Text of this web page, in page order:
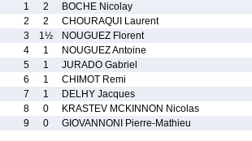
1
2
BOCHE Nicolay
2
2
CHOURAQUI Laurent
3
1½
NOUGUEZ Florent
4
1
NOUGUEZ Antoine
5
1
JURADO Gabriel
6
1
CHIMOT Remi
7
1
DELHY Jacques
8
0
KRASTEV MCKINNON Nicolas
9
0 GIOVANNONI Pierre-Mathieu